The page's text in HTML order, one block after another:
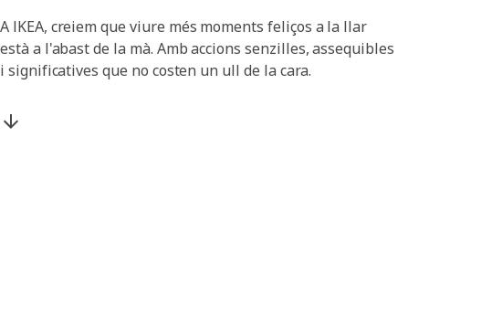
A IKEA, creiem que viure més moments feliços a la llar
està a l'abast de la mà. Amb accions senzilles, assequibles
i significatives que no costen un ull de la cara.